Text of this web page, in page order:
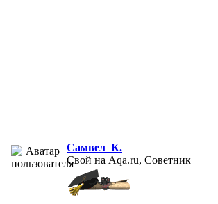
Самвел_К.
Свой на Aqa.ru, Советник